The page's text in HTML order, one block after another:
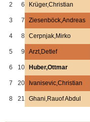
2 6 Krüger,Christian
3 7 Ziesenböck,Andreas
4 8 Cerpnjak,Mirko
5 9 Arzt,Detlef
6 10 Huber,Ottmar
7 20 Ivanisevic,Christian
8 21 Ghani,Rauof Abdul